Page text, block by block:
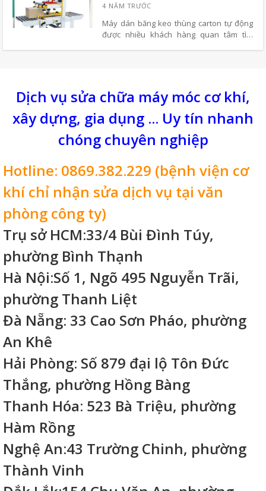
Máy dán băng keo thùng carton tự động
được nhiều khách hàng quan tâm tìm
Dịch vụ sửa chữa máy móc cơ khí,
xây dựng, gia dụng ... Uy tín nhanh
chóng chuyên nghiệp
Hotline: 0869.382.229 (bệnh viện cơ
khí chỉ nhận sửa dịch vụ tại văn
phòng công ty)
Trụ sở HCM:33/4 Bùi Đình Túy,
phường Bình Thạnh
Hà Nội:Số 1, Ngõ 495 Nguyễn Trãi,
phường Thanh Liệt
Đà Nẵng: 33 Cao Sơn Pháo, phường
An Khê
Hải Phòng: Số 879 đại lộ Tôn Đức
Thắng, phường Hồng Bàng
Thanh Hóa: 523 Bà Triệu, phường
Hàm Rồng
Nghệ An:43 Trường Chinh, phường
Thành Vinh